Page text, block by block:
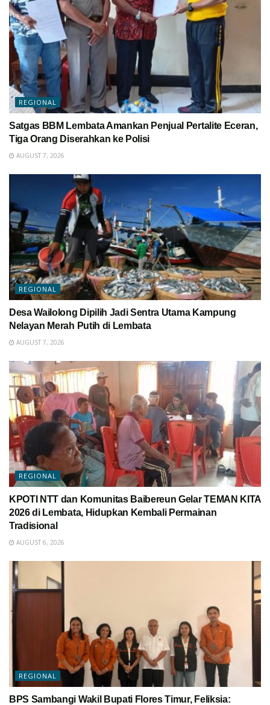
REGIONAL
Satgas BBM Lembata Amankan Penjual Pertalite Eceran,
Tiga Orang Diserahkan ke Polisi
AUGUST 7, 2026
REGIONAL
Desa Wailolong Dipilih Jadi Sentra Utama Kampung
Nelayan Merah Putih di Lembata
AUGUST 7, 2026
REGIONAL
KPOTI NTT dan Komunitas Baibereun Gelar TEMAN KITA
2026 di Lembata, Hidupkan Kembali Permainan
Tradisional
AUGUST 6, 2026
REGIONAL
BPS Sambangi Wakil Bupati Flores Timur, Feliksia: